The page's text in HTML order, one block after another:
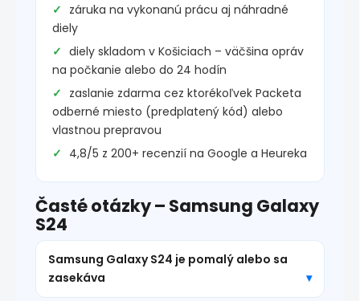
záruka na vykonanú prácu aj náhradné
diely
diely skladom v Košiciach – väčšina opráv
na počkanie alebo do 24 hodín
zaslanie zdarma cez ktorékoľvek Packeta
odberné miesto (predplatený kód) alebo
vlastnou prepravou
4,8/5 z 200+ recenzií na Google a Heureka
Časté otázky – Samsung Galaxy
S24
Samsung Galaxy S24 je pomalý alebo sa
zasekáva